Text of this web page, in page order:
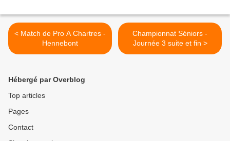
< Match de Pro A Chartres -
Hennebont
Championnat Séniors -
Journée 3 suite et fin >
Hébergé par Overblog
Top articles
Pages
Contact